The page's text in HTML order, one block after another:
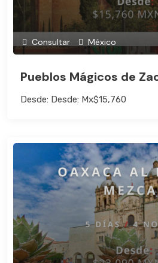
Consultar México
Pueblos Mágicos de
Desde: Desde: Mx$15,760